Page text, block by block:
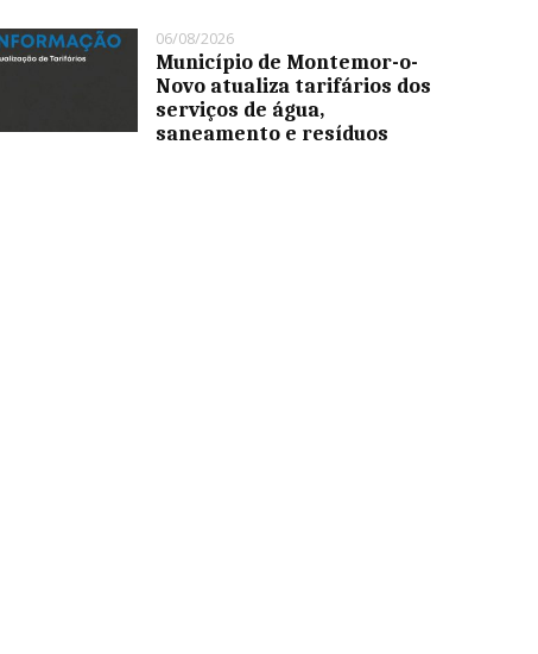
06/08/2026
Município de Montemor-o-
Novo atualiza tarifários dos
serviços de água,
saneamento e resíduos